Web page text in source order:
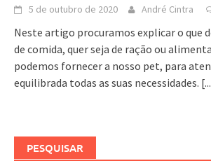
5 de outubro de 2020 André Cintra
Neste artigo procuramos explicar o que
de comida, quer seja de ração ou
podemos fornecer a nosso pet, para
equilibrada todas as suas necessidades.
PESQUISAR